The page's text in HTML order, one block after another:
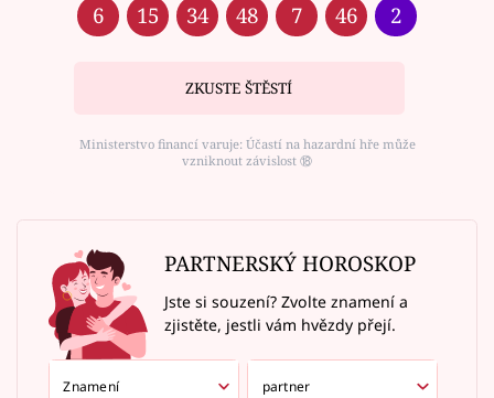
6 15 34 48 7 46 2
ZKUSTE ŠTĚSTÍ
Ministerstvo financí varuje: Účastí na hazardní hře může
vzniknout závislost ⑱
PARTNERSKÝ HOROSKOP
Jste si souzení? Zvolte znamení a
zjistěte, jestli vám hvězdy přejí.